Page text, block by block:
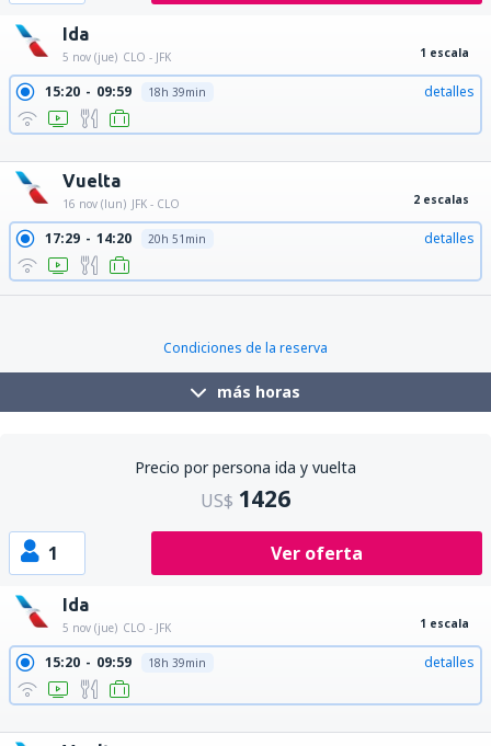
Ida
5 nov (jue) CLO - JFK 1 escala
15:20 09:59 18h 39min detalles
Vuelta
16 nov (lun) JFK - CLO 2 escalas
17:29 14:20 20h 51min detalles
Condiciones de la reserva
más horas
Precio por persona ida y vuelta
US$ 1426
1 Ver oferta
Ida
5 nov (jue) CLO - JFK 1 escala
15:20 09:59 18h 39min detalles